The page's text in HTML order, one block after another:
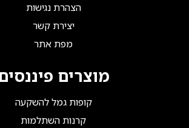
הצהרת נגישות
יצירת קשר
מפת אתר
מוצרים
קופות גמל להשקעה
קרנות השתלמות